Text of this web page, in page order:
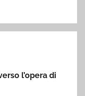
l’opera di